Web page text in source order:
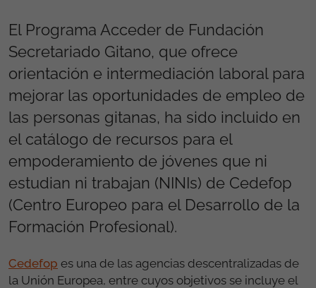
El Programa Acceder de Fundación
Secretariado Gitano, que ofrece
orientación e intermediación laboral para
mejorar las oportunidades de empleo de
las personas gitanas, ha sido incluido en
el catálogo de recursos para el
empoderamiento de jóvenes que ni
estudian ni trabajan (NINIs) de Cedefop
(Centro Europeo para el Desarrollo de la
Formación Profesional).
Cedefop es una de las agencias descentralizadas de
la Unión Europea, entre cuyos objetivos se incluye el